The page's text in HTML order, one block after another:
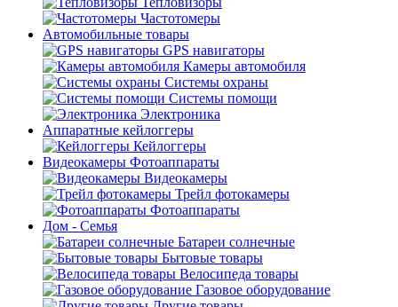
Частотомеры
Автомобильные товары
GPS навигаторы
Камеры автомобиля
Системы охраны
Системы помощи
Электроника
Аппаратные кейлоггеры
Кейлоггеры
Видеокамеры Фотоаппараты
Видеокамеры
Трейл фотокамеры
Фотоаппараты
Дом - Семья
Батареи солнечные
Бытовые товары
Велосипеда товары
Газовое оборудование